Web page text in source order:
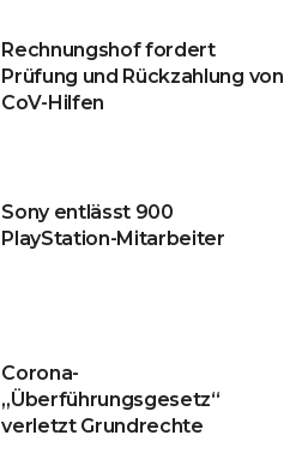
Rechnungshof fordert
Prüfung und Rückzahlung von
CoV-Hilfen
Sony entlässt 900
PlayStation-Mitarbeiter
Corona-
„Überführungsgesetz“
verletzt Grundrechte